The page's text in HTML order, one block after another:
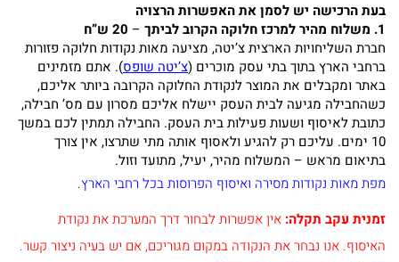
ספרים
בנושא
אמונה
ספרים
בנושא
חגים
ומועדים
עגלת
קניות
קטלוג
בעת הרכישה יש לסמן את האפשרות הרצויה
1. משלוח מהיר למרכז חלוקה הקרוב לביתך
–
חברת השליחויות הארצית צ’יטה, מציעה מאות נקודות חלוקה פזורות
ברחבי הארץ בתוך בתי עסק מוכרים (צ’יטה שופס). אתם מזמינים
באתר ומקבלים את המוצר לנקודת החלוקה הקרובה ביותר אליכם,
כשהחבילה מגיעה לבית העסק יישלח אליכם מסרון עם מס’ חבילה,
כתובת לאיסוף ושעות פעילות בית העסק. החבילה תמתין לכם במשך
10 ימים. עליכם רק להגיע ולאסוף אותה מתי שתרצו, אין צורך
בתיאום מראש – המשלוח מהיר, יעיל, מתועד וזול.
מפת מאות נקודות מסירה ואיסוף הפרוסות בכל רחבי הארץ.
זמנית עקב תקלה: אין אפשרות לבחור דרך המערכת את נקודת
האיסוף. אנו נבחר את הנקודה במקום מגוריכם, אם יש בעיה ניצור קשר.